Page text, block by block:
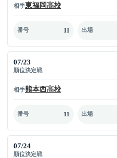
相手東福岡高校
番号 11 出場
07/23
順位決定戦
相手熊本西高校
番号 11 出場
07/24
順位決定戦